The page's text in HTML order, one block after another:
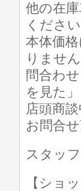
他の在
ください
本体価
りませ
問合わ
を見た
店頭商
お問合
スタッ
【ショ